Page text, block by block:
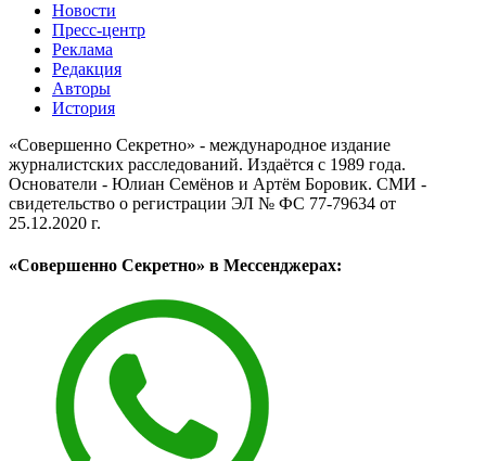
Новости
Пресс-центр
Реклама
Редакция
Авторы
История
«Совершенно Секретно» - международное издание
журналистских расследований. Издаётся с 1989 года.
Основатели - Юлиан Семёнов и Артём Боровик. CМИ -
свидетельство о регистрации ЭЛ № ФС 77-79634 от
25.12.2020 г.
«Совершенно Секретно» в Мессенджерах: